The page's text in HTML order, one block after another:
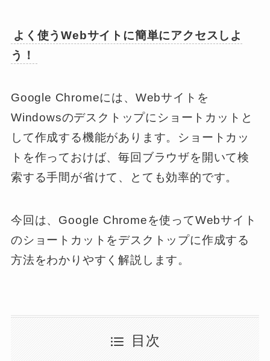
よく使うWebサイトに簡単にアクセスしよ
う！
Google Chromeには、Webサイトを
Windowsのデスクトップにショートカットと
して作成する機能があります。ショートカッ
トを作っておけば、毎回ブラウザを開いて検
索する手間が省けて、とても効率的です。
今回は、Google Chromeを使ってWebサイト
のショートカットをデスクトップに作成する
方法をわかりやすく解説します。
目次